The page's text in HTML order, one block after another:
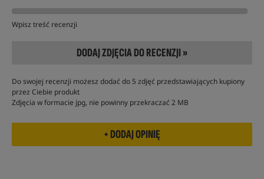
Wpisz treść recenzji
DODAJ ZDJĘCIA DO RECENZJI »
Do swojej recenzji możesz dodać do 5 zdjęć przedstawiających kupiony
przez Ciebie produkt
Zdjęcia w formacie jpg, nie powinny przekraczać 2 MB